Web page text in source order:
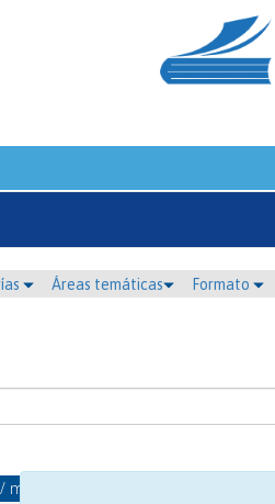
Áreas temáticas Formato
mostrando 1 - 1